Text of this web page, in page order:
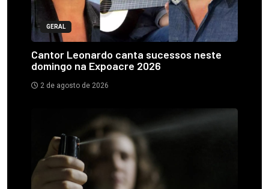
GERAL
Cantor Leonardo canta sucessos neste
domingo na Expoacre 2026
2 de agosto de 2026